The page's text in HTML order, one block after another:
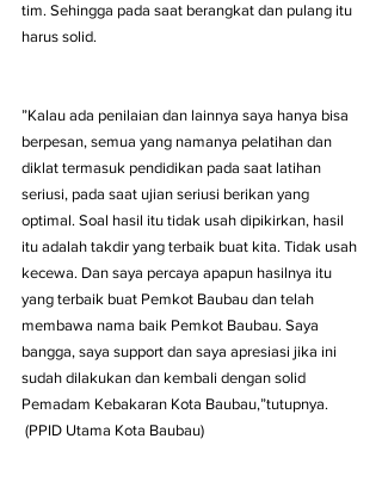
tim. Sehingga pada saat berangkat dan pulang itu
harus solid.
”Kalau ada penilaian dan lainnya saya hanya bisa
berpesan, semua yang namanya pelatihan dan
diklat termasuk pendidikan pada saat latihan
seriusi, pada saat ujian seriusi berikan yang
optimal. Soal hasil itu tidak usah dipikirkan, hasil
itu adalah takdir yang terbaik buat kita. Tidak usah
kecewa. Dan saya percaya apapun hasilnya itu
yang terbaik buat Pemkot Baubau dan telah
membawa nama baik Pemkot Baubau. Saya
bangga, saya support dan saya apresiasi jika ini
sudah dilakukan dan kembali dengan solid
Pemadam Kebakaran Kota Baubau,”tutupnya.
(PPID Utama Kota Baubau)